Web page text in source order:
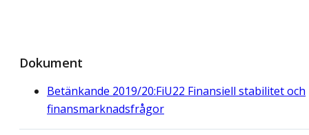
Dokument
Betänkande 2019/20:FiU22 Finansiell stabilitet och
finansmarknadsfrågor